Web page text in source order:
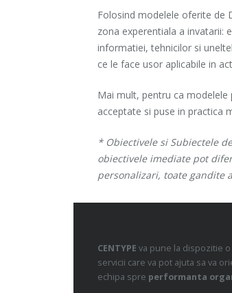
Folosind modelele oferite de
zona experentiala a invatarii:
informatiei, tehnicilor si
ce le face usor aplicabile in
Mai mult, pentru ca
acceptate si puse in practica
* Obiectivele si Subiectele
obiectivele imediate pot
personalizari, toate gandite
CENTYPE va pune la dispozitie
servicii care va pot ajuta sa va
echipa spre performanta